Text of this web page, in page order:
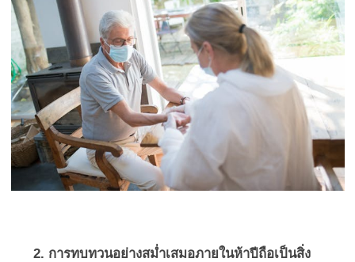
2. การทบทวนอย่างสม่ำเสมอภายในห้าปีถือเป็นสิ่ง